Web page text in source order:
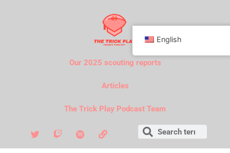
Our 2025 scouting reports
Articles
The Trick Play Podcast Team
English